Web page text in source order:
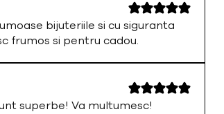
bijuteriile si cu siguranta
frumos si pentru cadou.
superbe! Va multumesc!